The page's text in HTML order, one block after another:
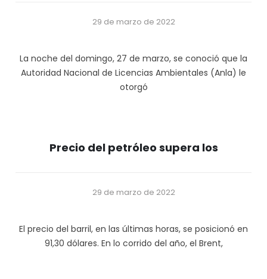
29 de marzo de 2022
La noche del domingo, 27 de marzo, se conoció que la
Autoridad Nacional de Licencias Ambientales (Anla) le
otorgó
Precio del petróleo supera los
29 de marzo de 2022
El precio del barril, en las últimas horas, se posicionó en
91,30 dólares. En lo corrido del año, el Brent,